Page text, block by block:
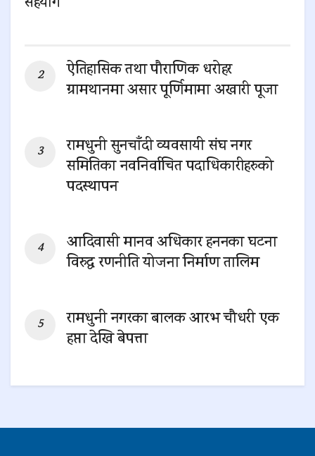
ऐतिहासिक तथा पौराणिक धरोहर
ग्रामथानमा असार पूर्णिमामा अखारी पूजा
रामधुनी सुनचाँदी व्यवसायी संघ नगर
समितिका नवनिर्वाचित पदाधिकारीहरुको
पदस्थापन
आदिवासी मानव अधिकार हननका घटना
विरुद्ध रणनीति योजना निर्माण तालिम
रामधुनी नगरका बालक आरभ चौधरी एक
हप्ता देखि बेपत्ता